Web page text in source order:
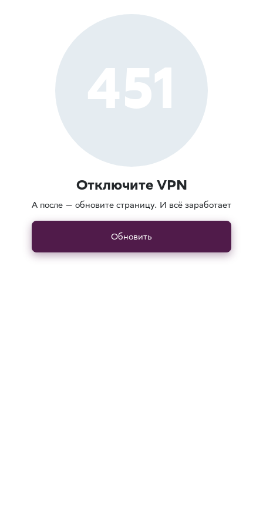
451
Отключите VPN
А после — обновите страницу. И всё заработает
Обновить